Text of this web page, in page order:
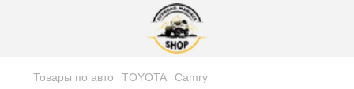
Товары по авто TOYOTA Camry